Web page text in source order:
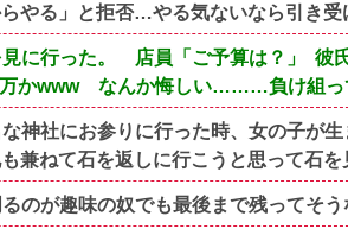
やる」と拒否…やる気ないなら引き受
見に行った。 店員「ご予算は？」 彼
かwww なんか悔しい………負け組っ
神社にお参りに行った時、女の子が
兼ねて石を返しに行こうと思って石
のが趣味の奴でも最後まで残ってそ